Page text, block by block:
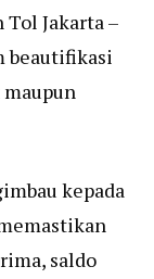
Jakarta –
beautifikasi
maupun
kepada
saldo